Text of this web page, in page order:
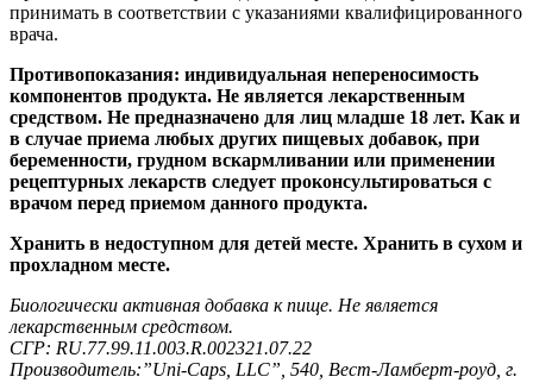
принимать в соответствии с указаниями квалифицированного
врача.
Противопоказания: индивидуальная непереносимость
компонентов продукта. Не является лекарственным
средством. Не предназначено для лиц младше 18 лет. Как и
в случае приема любых других пищевых добавок, при
беременности, грудном вскармливании или применении
рецептурных лекарств следует проконсультироваться с
врачом перед приемом данного продукта.
Хранить в недоступном для детей месте. Хранить в сухом и
прохладном месте.
Биологически активная добавка к пище. Не является
лекарственным средством.
СГР: RU.77.99.11.003.R.002321.07.22
Производитель:”Uni-Caps, LLC”, 540, Вест-Ламберт-роуд, г.